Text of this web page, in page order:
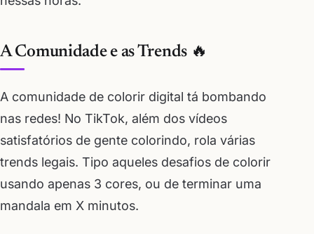
A Comunidade e as Trends 🔥
A comunidade de colorir digital tá bombando
nas redes! No TikTok, além dos vídeos
satisfatórios de gente colorindo, rola várias
trends legais. Tipo aqueles desafios de colorir
usando apenas 3 cores, ou de terminar uma
mandala em X minutos.